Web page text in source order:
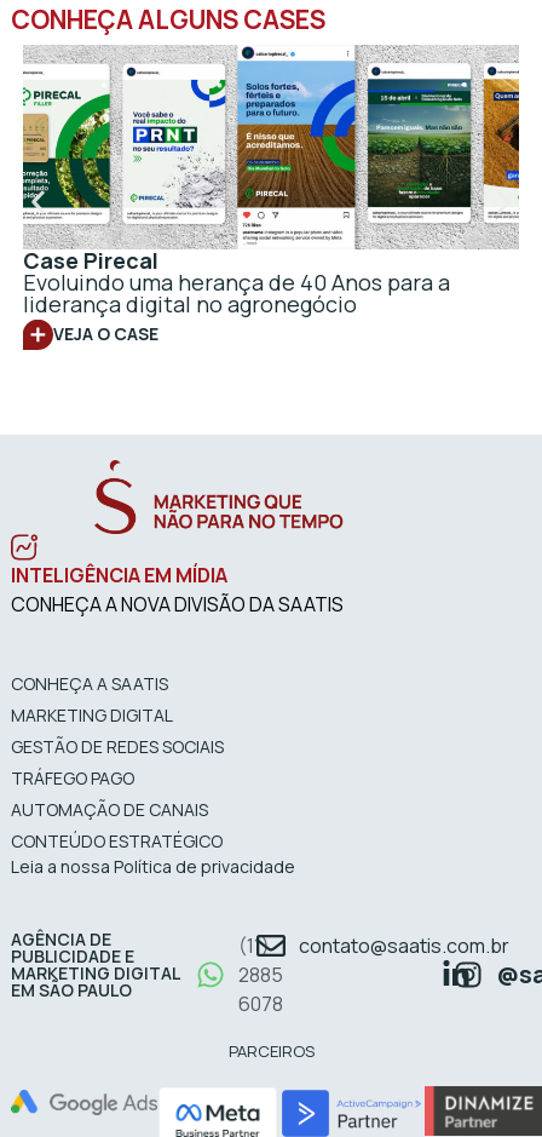
CONHEÇA ALGUNS CASES
Case Pirecal
Evoluindo uma herança de 40 Anos para a
liderança digital no agronegócio
VEJA O CASE
INTELIGÊNCIA EM MÍDIA
CONHEÇA A NOVA DIVISÃO DA SAATIS
CONHEÇA A SAATIS
MARKETING DIGITAL
GESTÃO DE REDES SOCIAIS
TRÁFEGO PAGO
AUTOMAÇÃO DE CANAIS
CONTEÚDO ESTRATÉGICO
Leia a nossa Política de privacidade
AGÊNCIA DE
PUBLICIDADE E
MARKETING DIGITAL
EM SÃO PAULO
(11)
2885
6078
contato@saatis.com.br
PARCEIROS